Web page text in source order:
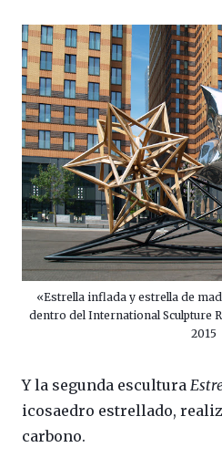
«Estrella inflada y estrella de
dentro del International Sculpture
2015
Y la segunda escultura
icosaedro estrellado,
carbono.